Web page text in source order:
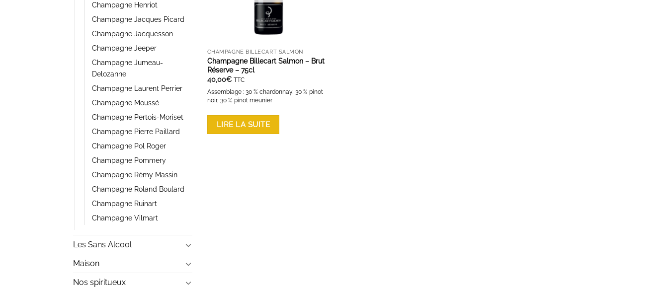
Champagne Henriot
Champagne Jacques Picard
Champagne Jacquesson
Champagne Jeeper
Champagne Jumeau-
Delozanne
Champagne Laurent Perrier
Champagne Moussé
Champagne Pertois-Moriset
Champagne Pierre Paillard
Champagne Pol Roger
Champagne Pommery
Champagne Rémy Massin
Champagne Roland Boulard
Champagne Ruinart
Champagne Vilmart
Les Sans Alcool
Maison
Nos spiritueux
CHAMPAGNE BILLECART SALMON
Champagne Billecart Salmon – Brut
Réserve – 75cl
40,00€ TTC
Assemblage : 30 % chardonnay, 30 % pinot
noir, 30 % pinot meunier
LIRE LA SUITE